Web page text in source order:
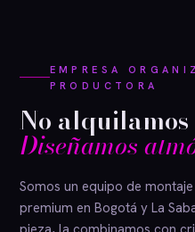
EMPRESA
PRODUCTORA
No
Diseñamos
Somos un equipo de
premium en Bogotá y La